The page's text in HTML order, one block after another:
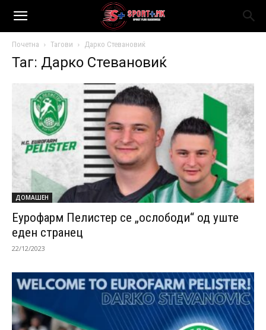
Почетна Тагови Дарко Стевановиќ
Таг: Дарко Стевановиќ
ДОМАШЕН
Еурофарм Пелистер се „ослободи“ од уште
еден странец
22/12/2023